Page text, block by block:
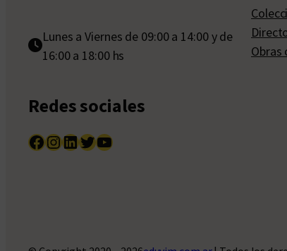
Lunes a Viernes de 09:00 a 14:00 y de
16:00 a 18:00 hs
Redes sociales
Facebook InstagramLinkedIn Twitter YouTube
Obras